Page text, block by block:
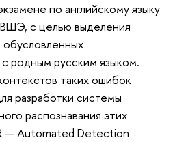
по английскому языку
с целью выделения
родным русским языком.
таких ошибок
разработки системы
распознавания этих
— Automated Detection